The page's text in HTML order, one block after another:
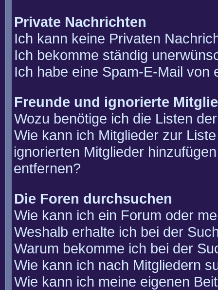
Private Nachrichten
Ich kann keine Privaten
Ich bekomme ständig
Ich habe eine Spam-E-Mail von
Freunde und ignorierte
Wozu benötige ich die Listen
Wie kann ich Mitglieder zur
ignorierten Mitglieder
entfernen?
Die Foren durchsuchen
Wie kann ich ein Forum oder
Weshalb erhalte ich bei der
Warum bekomme ich bei der
Wie kann ich nach Mitgliedern
Wie kann ich meine eigenen